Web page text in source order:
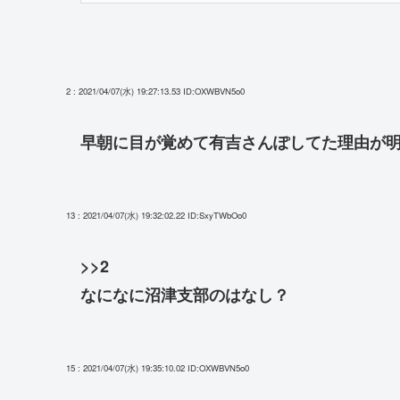
2 : 2021/04/07(水) 19:27:13.53 ID:OXWBVN5o0
早朝に目が覚めて有吉さんぽしてた理由が
13 : 2021/04/07(水) 19:32:02.22 ID:SxyTWbOo0
>>2
なになに沼津支部のはなし？
15 : 2021/04/07(水) 19:35:10.02 ID:OXWBVN5o0